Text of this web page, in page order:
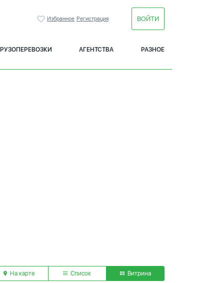
Избранное Регистрация ВОЙТИ
АГЕНТСТВА РАЗНОЕ
На карте Список Витрина